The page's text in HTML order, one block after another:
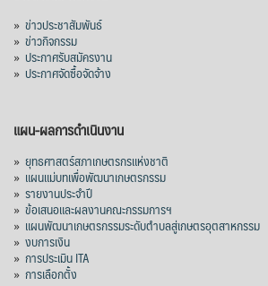
» ข่าวประชาสัมพันธ์
» ข่าวกิจกรรม
» ประกาศรับสมัครงาน
» ประกาศจัดซื้อจัดจ้าง
แผน-ผลการดำเนินงาน
» ยุทธศาสตร์สภาเกษตรกรแห่งชาติ
» แผนแม่บทเพื่อพัฒนาเกษตรกรรม
» รายงานประจำปี
» ข้อเสนอและผลงานคณะกรรมการฯ
» แผนพัฒนาเกษตรกรรมระดับตำบลสู่เกษตรอุตสาหกรรม
» งบการเงิน
» การประเมิน ITA
» การเลือกตั้ง